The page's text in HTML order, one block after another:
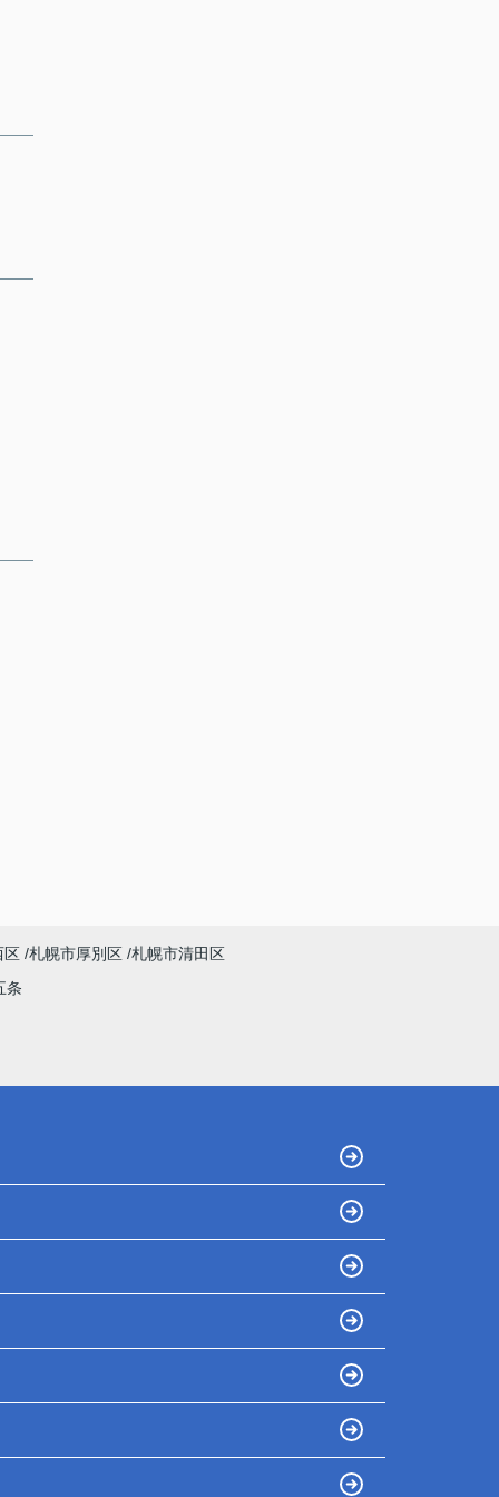
区 札幌市厚別区 札幌市清田区
条